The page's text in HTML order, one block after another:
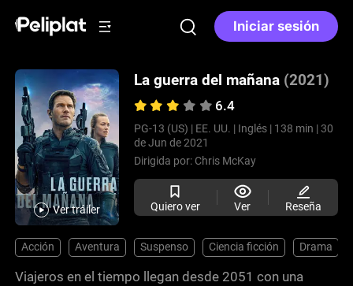
Iniciar sesión
Ver tráiler
La guerra del mañana (2021)
6.4
PG-13 (US) | EE. UU. | Inglés | 138 min | 30
de Jun de 2021
Dirigida por: Chris McKay
Quiero ver Ver Reseña
Acción Aventura Suspenso Ciencia ficción Drama
Viajeros en el tiempo llegan desde 2051 con una